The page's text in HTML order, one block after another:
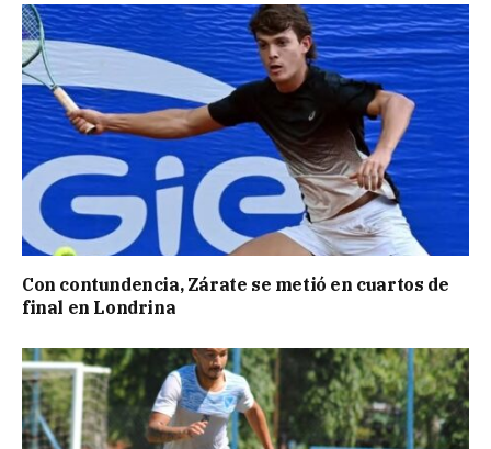
Con contundencia, Zárate se metió en cuartos de
final en Londrina